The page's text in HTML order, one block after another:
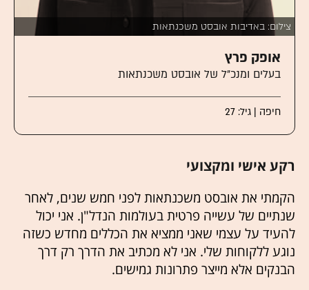
צילום: באדיבות אובסט משכנתאות
אופק פרץ
בעלים ומנכ"ל של אובסט משכנתאות
חיפה | גיל: 27
רקע אישי ומקצועי
הקמתי את אובסט משכנתאות לפני חמש שנים, לאחר
שנתיים של עשייה פרטית בעולמות הנדל"ן. אני יכול
להעיד על עצמי שאני ממציא את הכללים מחדש כשזה
נוגע ללקוחות שלי. אני לא מכתיב את הדרך רק דרך
הבנקים אלא מייצר פתרונות גמישים.